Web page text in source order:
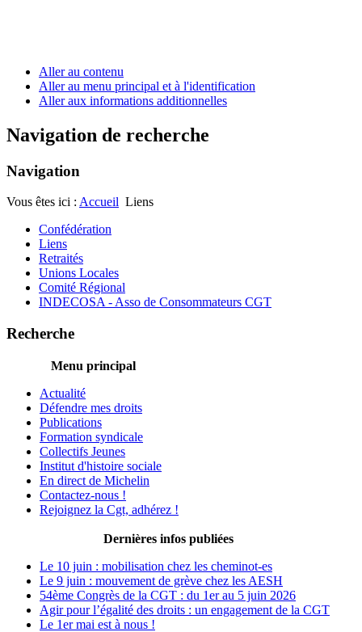
Aller au contenu
Aller au menu principal et à l'identification
Aller aux informations additionnelles
Navigation de recherche
Navigation
Vous êtes ici : Accueil Liens
Confédération
Liens
Retraités
Unions Locales
Comité Régional
INDECOSA - Asso de Consommateurs CGT
Recherche
Menu principal
Actualité
Défendre mes droits
Publications
Formation syndicale
Collectifs Jeunes
Institut d'histoire sociale
En direct de Michelin
Contactez-nous !
Rejoignez la Cgt, adhérez !
Dernières infos publiées
Le 10 juin : mobilisation chez les cheminot-es
Le 9 juin : mouvement de grève chez les AESH
54ème Congrès de la CGT : du 1er au 5 juin 2026
Agir pour l’égalité des droits : un engagement de la CGT
Le 1er mai est à nous !